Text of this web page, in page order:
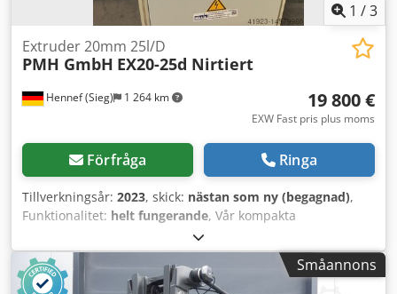
1 /3
Hennef (Sieg) 1 264 km
Extruder 20mm 25l/D
PMH GmbH EX20-25d Nirtiert
19 800 €
EXW Fast pris plus moms
Förfråga Ringa
Tillverkningsår: 2023, skick: nästan som ny (begagnad),
Funktionalitet: helt fungerande, Vår kompakta
extrudermodell EX20-25d Tillverkare: PMH GmbH
Skruvdiameter [mm]: 20 Skruvlängd [L/D]: 25 Skruvens
varvtal [min-1]: 10–192 Skruv: nitrerad Vridmoment: 55 Nm
Drivning: trefasmotor med frekvensomriktare Codpfx Afeq
Småannons